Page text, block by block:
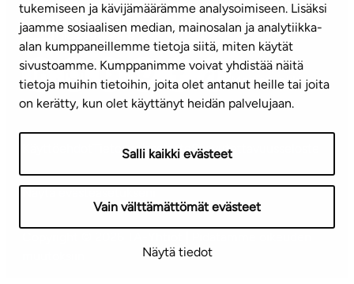
tukemiseen ja kävijämäärämme analysoimiseen. Lisäksi
jaamme sosiaalisen median, mainosalan ja analytiikka-
alan kumppaneillemme tietoja siitä, miten käytät
sivustoamme. Kumppanimme voivat yhdistää näitä
tietoja muihin tietoihin, joita olet antanut heille tai joita
on kerätty, kun olet käyttänyt heidän palvelujaan.
Salli kaikki evästeet
Vain välttämättömät evästeet
Näytä tiedot
Tilaa uutiskirje
Mediapankki
TietosuojaselosteSaavutettavuusseloste